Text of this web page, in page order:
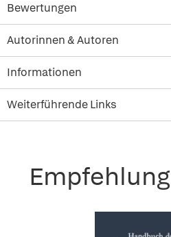
Bewertungen
Autorinnen & Autoren
Informationen
Weiterführende Links